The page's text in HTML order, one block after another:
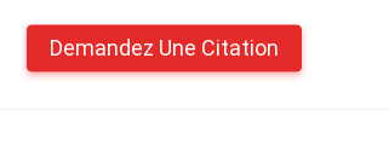
Demandez Une Citation